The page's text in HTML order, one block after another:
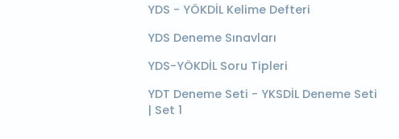
YDS - YÖKDİL Kelime Defteri
YDS Deneme Sınavları
YDS-YÖKDİL Soru Tipleri
YDT Deneme Seti - YKSDİL Deneme Seti
| Set 1